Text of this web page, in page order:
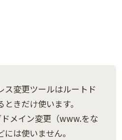
ス変更ツールはルートド
きだけ使います。
メイン変更（www.をな
は使いません。